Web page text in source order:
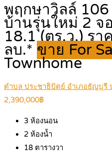
พฤกษาวิลล์ 106
บ้านรุ่นใหม่ 2
18.1 (ตร.ว.) รา
ลบ.* ขาย For
Townhome
ตำบล ประชาธิปัตย์ อำเภอธัญบุรี
2,390,000฿
3 ห้องนอน
2 ห้องน้ำ
18 ตารางวา